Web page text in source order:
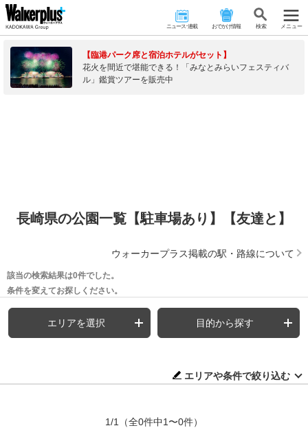
ニュース･連載 おでかけ情報 検 索 メニュー
【臨港パーク席と宿泊ホテルがセット】
花火を間近で堪能できる！「みなとみらいフェスティバ
ル」鑑賞ツアーを販売中
長崎県の公園一覧【駐車場あり】【友達と】
ウォーカープラス掲載の駅・路線について
該当の検索結果は0件でした。
条件を変えてお探しください。
エリアを選択 目的から探す
エリアや条件で絞り込む
1/1 （全0件中1〜0件）